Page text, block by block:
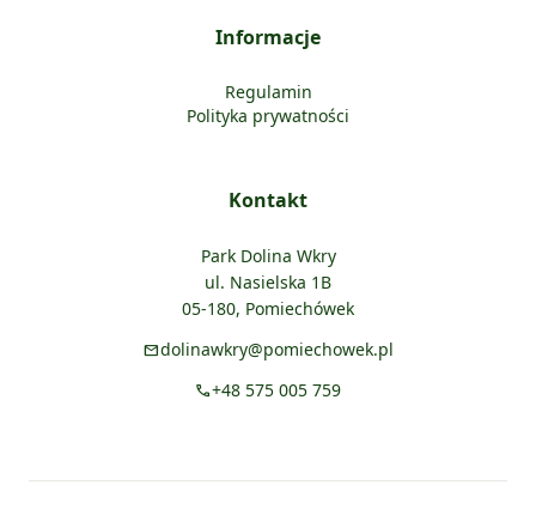
Informacje
Regulamin
Polityka prywatności
Kontakt
Park Dolina Wkry
ul. Nasielska 1B
05-180, Pomiechówek
maildolinawkry@pomiechowek.pl
call+48 575 005 759